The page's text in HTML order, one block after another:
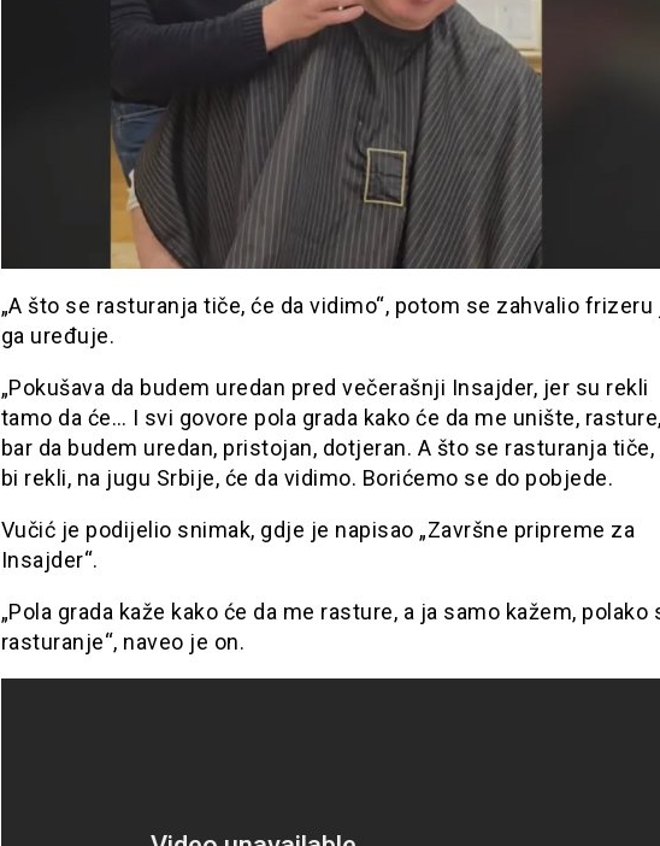
„A što se rasturanja tiče, će da vidimo“, potom se zahvalio frizeru
ga uređuje.
„Pokušava da budem uredan pred večerašnji Insajder, jer su rekli
tamo da će… I svi govore pola grada kako će da me unište,
bar da budem uredan, pristojan, dotjeran. A što se rasturanja tiče,
bi rekli, na jugu Srbije, će da vidimo. Borićemo se do pobjede.
Vučić je podijelio snimak, gdje je napisao „Završne pripreme za
Insajder“.
„Pola grada kaže kako će da me rasture, a ja samo kažem, polako
rasturanje“, naveo je on.